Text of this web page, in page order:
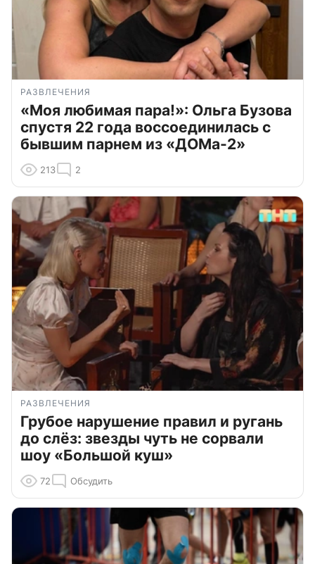
РАЗВЛЕЧЕНИЯ
«Моя любимая пара!»: Ольга Бузова
спустя 22 года воссоединилась с
бывшим парнем из «ДОМа-2»
213 2
РАЗВЛЕЧЕНИЯ
Грубое нарушение правил и ругань
до слёз: звезды чуть не сорвали
шоу «Большой куш»
72 Обсудить